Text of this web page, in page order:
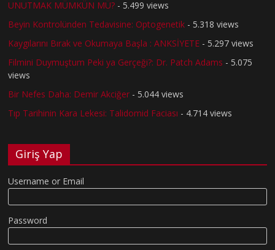
UNUTMAK MÜMKÜN MÜ? - 5.499 views
Beyin Kontrolünden Tedavisine: Optogenetik - 5.318 views
Kaygılarını Bırak ve Okumaya Başla : ANKSİYETE - 5.297 views
Filmini Duymuştum Peki ya Gerçeği?: Dr. Patch Adams - 5.075
views
Bir Nefes Daha: Demir Akciğer - 5.044 views
Tıp Tarihinin Kara Lekesi: Talidomid Faciası - 4.714 views
Giriş Yap
Username or Email
Password